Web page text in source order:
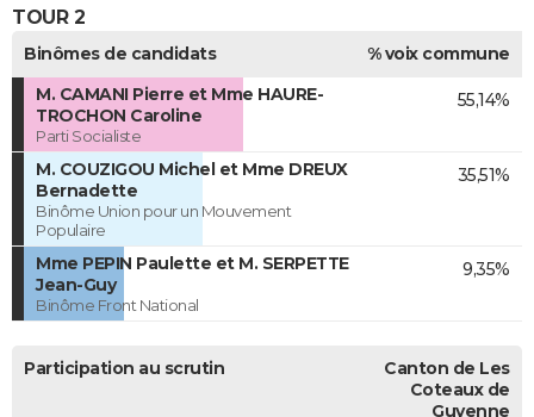
TOUR 2
Binômes de candidats
% voix commune
M. CAMANI Pierre et Mme HAURE-
TROCHON Caroline
Parti Socialiste
55,14%
M. COUZIGOU Michel et Mme DREUX
Bernadette
Binôme Union pour un Mouvement
Populaire
35,51%
Mme PEPIN Paulette et M. SERPETTE
Jean-Guy
Binôme Front National
9,35%
Participation au scrutin
Canton de Les
Coteaux de
Guyenne